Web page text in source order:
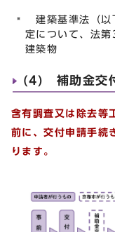
建築基準法（以
定について、法
建築物
(4) 補助金交
含有調査又は除去等
前に、交付申請手続
ります。